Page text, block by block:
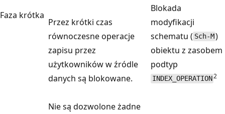
Faza krótka
Przez krótki czas
równoczesne operacje
zapisu przez
użytkowników w źródle
danych są blokowane.
Nie są dozwolone żadne
Blokada
modyfikacji
schematu ( Sch-M )
obiektu z zasobem
podtyp
INDEX_OPERATION 2